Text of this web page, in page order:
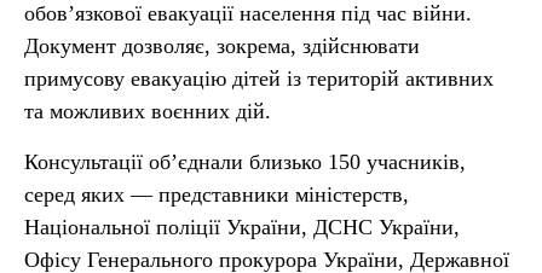
обов’язкової евакуації населення під час війни.
Документ дозволяє, зокрема, здійснювати
примусову евакуацію дітей із територій активних
та можливих воєнних дій.
Консультації обʼєднали близько 150 учасників,
серед яких — представники міністерств,
Національної поліції України, ДСНС України,
Офісу Генерального прокурора України, Державної